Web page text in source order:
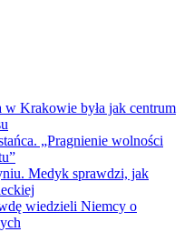
w Krakowie była jak centrum
„Pragnienie wolności
Medyk sprawdzi, jak
wiedzieli Niemcy o